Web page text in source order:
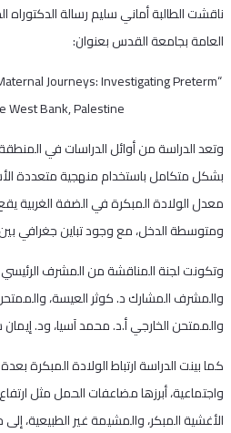
ناقشت الطالبة أماني سليم رسالة
العامة بجامعة القدس بعنوان:
Journeys: Investigating Preterm
West Bank, Palestine”
وتعد الدراسة من أوائل الدراسات في
بشكل متكامل باستخدام منهجية متعددة
معدل الولادة المبكرة في الضفة
ومتوسطة الدخل، مع وجود تباين جغرافي
والمشرف المشارك د. كوثر العيسة،
والممتحن الخارجي أ.د. محمد آسيا، ود.
كما بينت الدراسة ارتباط الولادة المبكرة
واجتماعية، أبرزها مضاعفات الحمل مثل
الأغشية المبكر، والمشيمة غير الطبيعية، إلى